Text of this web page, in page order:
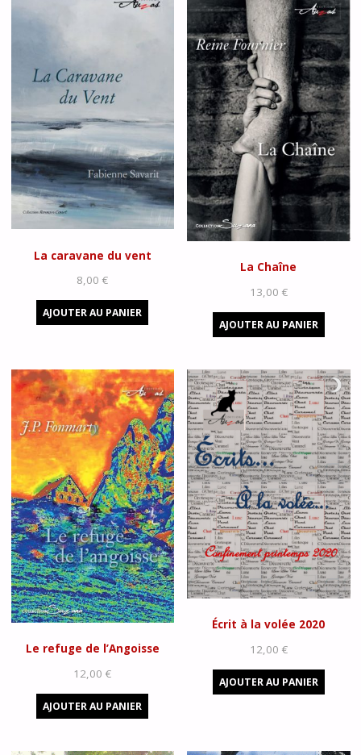
La caravane du vent
8,00€
AJOUTER AU PANIER
La Chaîne
13,00 €
AJOUTER AU PANIER
Le refuge de l’Angoisse
12,00€
AJOUTER AU PANIER
Écrit à la volée 2020
12,00 €
AJOUTER AU PANIER